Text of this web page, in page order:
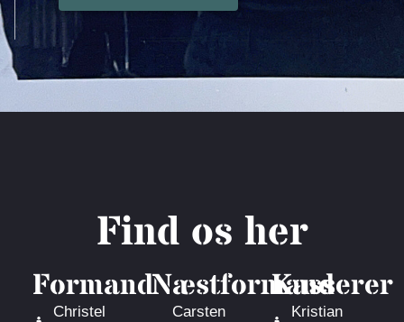
Find os her
Formand
Christel
Næstformand
Carsten
Kasserer
Kristian